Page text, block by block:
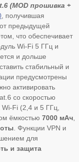
(MOD прошивка +
, получившая
предыдущей
что обеспечивает
Wi-Fi 5 ГГц и
и дольше
стабильный и
предусмотрены
активировать
со скоростью
Wi-Fi (2,4 и 5 ГГц,
ёмкостью 7000 мАч,
. Функции VPN и
для
и защита